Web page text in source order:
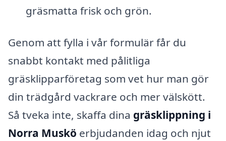
gräsmatta frisk och grön.
Genom att fylla i vår formulär får du
snabbt kontakt med pålitliga
gräsklipparföretag som vet hur man gör
din trädgård vackrare och mer välskött.
Så tveka inte, skaffa dina gräsklippning i
Norra Muskö erbjudanden idag och njut